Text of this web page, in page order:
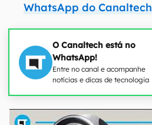
WhatsApp do Canaltech
O Canaltech está no
WhatsApp!
Entre no canal e acompanhe
notícias e dicas de tecnologia